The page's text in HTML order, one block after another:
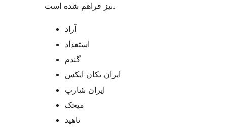
نیز فراهم شده است.
آراد
استعداد
گندم
ایران یکان ایکس
ایران شارپ
میخک
ناهید